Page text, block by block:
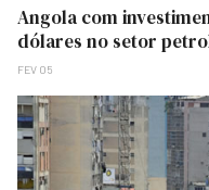
Angola com
dólares no setor
FEV 05